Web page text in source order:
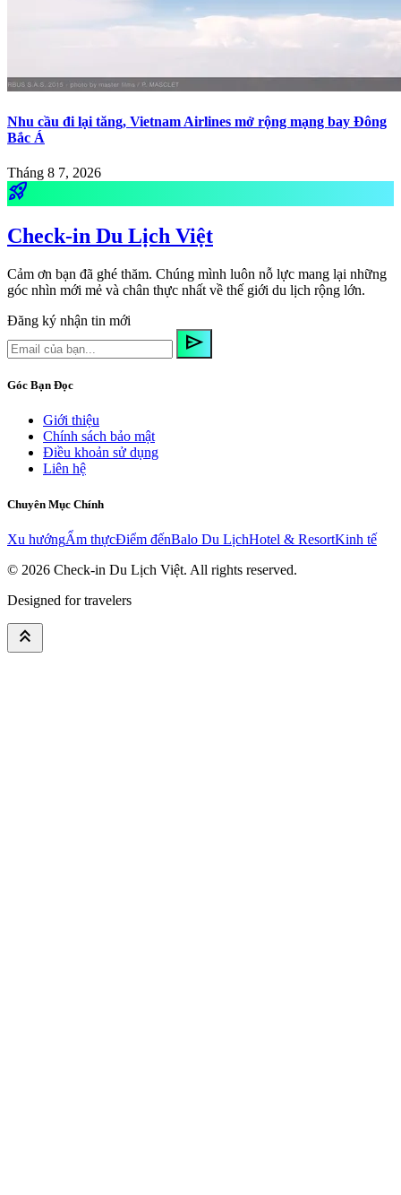
Nhu cầu đi lại tăng, Vietnam Airlines mở rộng mạng bay Đông
Bắc Á
Tháng 8 7, 2026
rocket_launch
Check-in Du Lịch Việt
Cảm ơn bạn đã ghé thăm. Chúng mình luôn nỗ lực mang lại những
góc nhìn mới mẻ và chân thực nhất về thế giới du lịch rộng lớn.
Đăng ký nhận tin mới
send
Góc Bạn Đọc
Giới thiệu
Chính sách bảo mật
Điều khoản sử dụng
Liên hệ
Chuyên Mục Chính
Xu hướngẨm thựcĐiểm đếnBalo Du LịchHotel & ResortKinh tế
© 2026 Check-in Du Lịch Việt. All rights reserved.
Designed for travelers
keyboard_double_arrow_up